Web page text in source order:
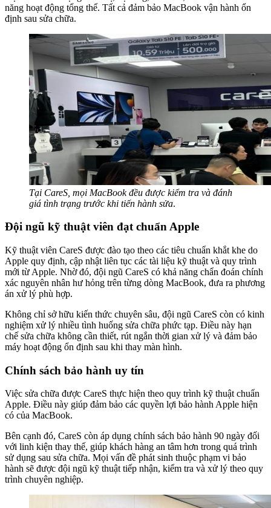
năng hoạt động tổng thể. Tất cả đảm bảo MacBook vận hành ổn
định sau sửa chữa.
Tại CareS, mọi MacBook đều được kiểm tra và đánh
giá tình trạng trước khi tiến hành sửa.
Đội ngũ kỹ thuật viên đạt chuẩn Apple
Kỹ thuật viên CareS được đào tạo theo các tiêu chuẩn khắt khe do
Apple quy định, cập nhật liên tục các tài liệu kỹ thuật và quy trình
mới từ Apple. Nhờ đó, đội ngũ CareS có khả năng chẩn đoán chính
xác nguyên nhân hư hỏng trên từng dòng MacBook, đưa ra phương
án xử lý phù hợp.
Không chỉ sở hữu kiến thức chuyên sâu, đội ngũ CareS còn có kinh
nghiệm xử lý nhiều tình huống sửa chữa phức tạp. Điều này hạn
chế sửa chữa không cần thiết, rút ngắn thời gian xử lý và đảm bảo
máy hoạt động ổn định sau khi thay màn hình.
Chính sách bảo hành uy tín
Việc sửa chữa được CareS thực hiện theo quy trình kỹ thuật chuẩn
Apple. Điều này giúp đảm bảo các quyền lợi bảo hành Apple hiện
có của MacBook.
Bên cạnh đó, CareS còn áp dụng chính sách bảo hành 90 ngày đối
với linh kiện thay thế, giúp khách hàng an tâm hơn trong quá trình
sử dụng sau sửa chữa. Mọi vấn đề phát sinh thuộc phạm vi bảo
hành sẽ được đội ngũ kỹ thuật tiếp nhận, kiểm tra và xử lý theo quy
trình chuyên nghiệp.